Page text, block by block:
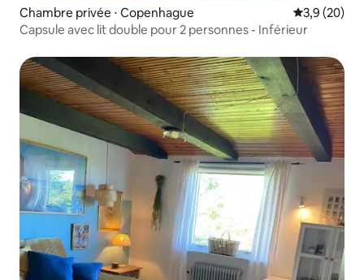
Chambre privée ⋅ Copenhague Évaluation
3,9 (20)
Capsule avec lit double pour 2 personnes - Inférieur